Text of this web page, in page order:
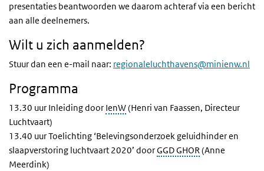
presentaties beantwoorden we daarom achteraf via een bericht
aan alle deelnemers.
Wilt u zich aanmelden?
Stuur dan een e-mail naar: regionaleluchthavens@minienw.nl
Programma
13.30 uur Inleiding door IenW(Henri van Faassen, Directeur
Luchtvaart)
13.40 uur Toelichting ‘Belevingsonderzoek geluidhinder en
slaapverstoring luchtvaart 2020’ doorGGD GHOR(Anne
Meerdink)